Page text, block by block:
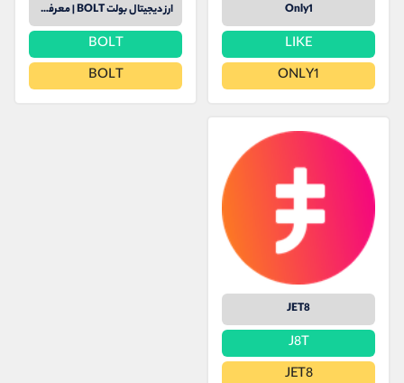
Only1
LIKE
ONLY1
ارز دیجیتال بولت BOLT | معرفی کامل ارز دیجیتال بولت BOLT به همراه قیمت
BOLT
BOLT
JET8
J8T
JET8